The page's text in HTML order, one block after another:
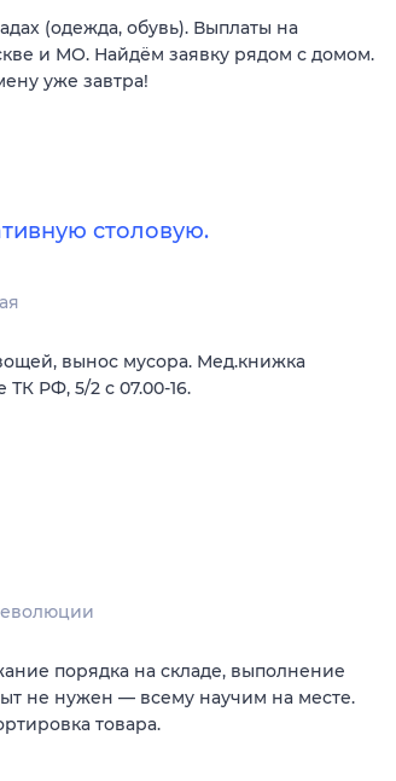
(одежда, обувь). Выплаты на
и МО. Найдём заявку рядом с домом.
уже завтра!
столовую.
вынос мусора. Мед.книжка
РФ, 5/2 с 07.00-16.
порядка на складе, выполнение
не нужен — всему научим на месте.
товара.